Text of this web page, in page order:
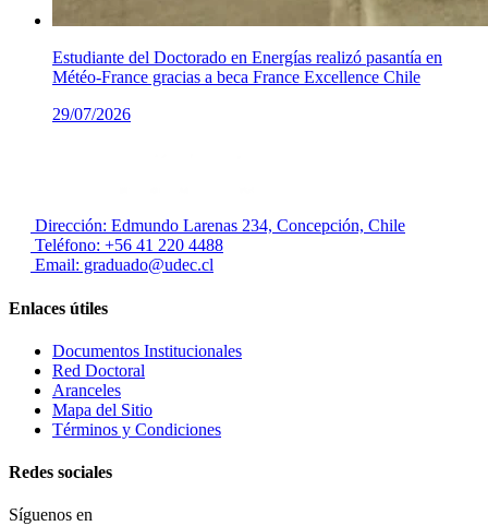
Estudiante del Doctorado en Energías realizó pasantía en
Météo-France gracias a beca France Excellence Chile
29/07/2026
Dirección: Edmundo Larenas 234, Concepción, Chile
Teléfono: +56 41 220 4488
Email: graduado@udec.cl
Enlaces útiles
Documentos Institucionales
Red Doctoral
Aranceles
Mapa del Sitio
Términos y Condiciones
Redes sociales
Síguenos en